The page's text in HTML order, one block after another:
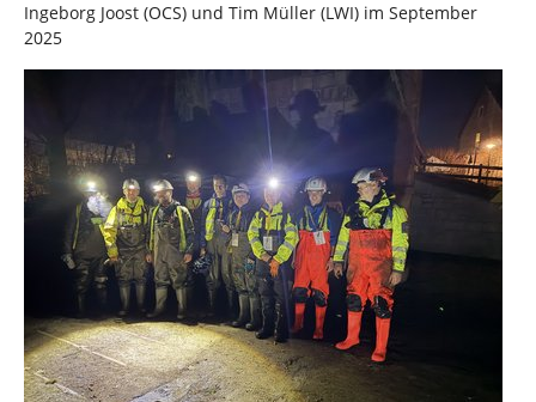
Ingeborg Joost (OCS) und Tim Müller (LWI) im September
2025